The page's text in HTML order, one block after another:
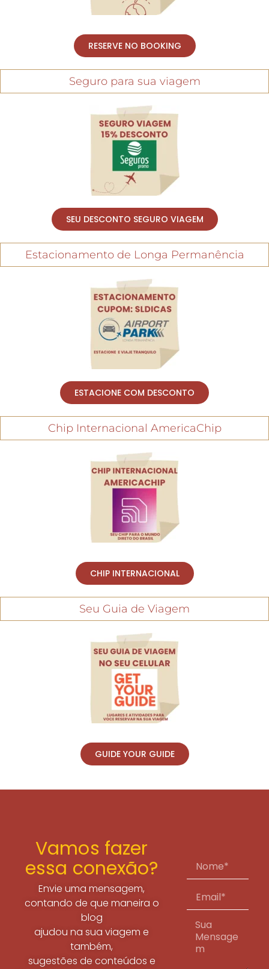
RESERVE NO BOOKING
Seguro para sua viagem
SEU DESCONTO SEGURO VIAGEM
Estacionamento de Longa Permanência
ESTACIONE COM DESCONTO
Chip Internacional AmericaChip
CHIP INTERNACIONAL
Seu Guia de Viagem
GUIDE YOUR GUIDE
Vamos fazer
essa conexão?
Envie uma mensagem,
contando de que maneira o
blog
ajudou na sua viagem e
também,
sugestões de conteúdos e